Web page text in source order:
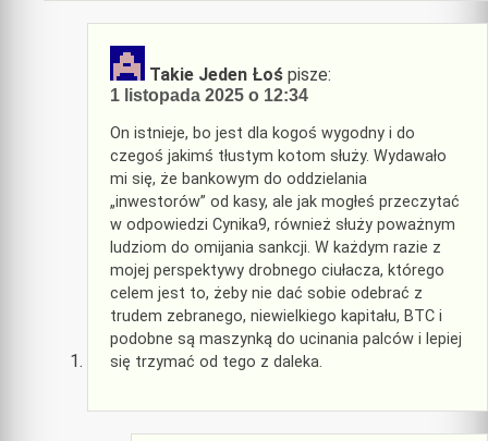
Takie Jeden Łoś pisze:
1 listopada 2025 o 12:34
On istnieje, bo jest dla kogoś wygodny i do
czegoś jakimś tłustym kotom służy. Wydawało
mi się, że bankowym do oddzielania
„inwestorów” od kasy, ale jak mogłeś przeczytać
w odpowiedzi Cynika9, również służy poważnym
ludziom do omijania sankcji. W każdym razie z
mojej perspektywy drobnego ciułacza, którego
celem jest to, żeby nie dać sobie odebrać z
trudem zebranego, niewielkiego kapitału, BTC i
podobne są maszynką do ucinania palców i lepiej
się trzymać od tego z daleka.